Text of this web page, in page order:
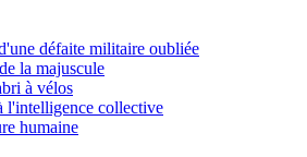
défaite militaire oubliée
la majuscule
à vélos
l'intelligence collective
humaine